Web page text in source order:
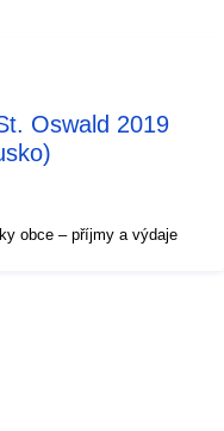
Oswald 2019
obce – příjmy a výdaje